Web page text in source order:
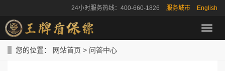
24小时服务热线：400-660-1826 服务城市 English
导
航
您的位置： 网站首页 > 问答中心